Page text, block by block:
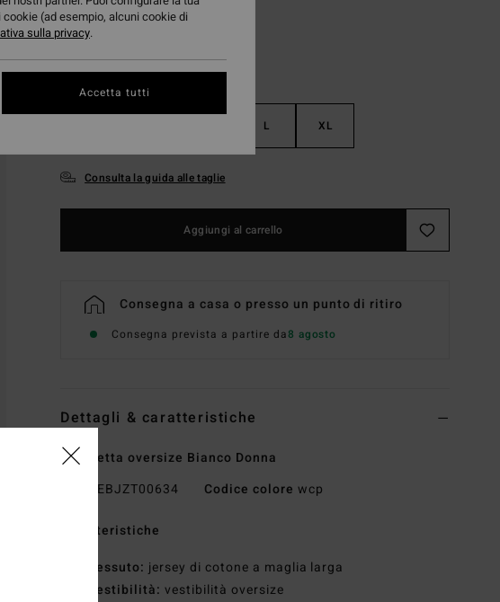
L XL
Consulta la guida alle taglie
Aggiungi al carrello
Consegna a casa o presso un punto di ritiro
Consegna prevista a partire da8 agosto
Dettagli & caratteristiche
Maglietta oversize Bianco Donna
EBJZT00634 Codice colore wcp
Caratteristiche
Tessuto: jersey di cotone a maglia larga
Vestibilità: vestibilità oversize
(ad esempio, alcuni cookie di
sulla privacy.
Accetta tutti